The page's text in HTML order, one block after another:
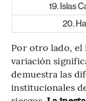
19. Islas
20.
Por otro lado, el
variación
demuestra las
institucionales